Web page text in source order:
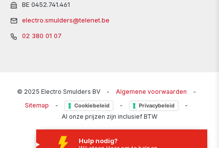
BE 0452.741.461
electro.smulders@telenet.be
02 380 01 07
© 2025 Electro Smulders BV - Algemene voorwaarden
-
Sitemap
- Cookiebeleid - Privacybeleid
-
Al onze prijzen zijn inclusief BTW
Hulp nodig?